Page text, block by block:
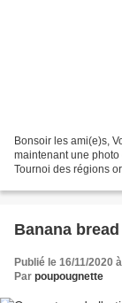
Bonsoir les ami(e)s,
maintenant une
Tournoi des régions
Banana
Publié le 16/11/2020
Par poupougnette